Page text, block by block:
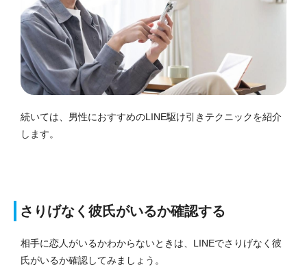
続いては、男性におすすめのLINE駆け引きテクニックを紹介
します。
さりげなく彼氏がいるか確認する
相手に恋人がいるかわからないときは、LINEでさりげなく彼
氏がいるか確認してみましょう。